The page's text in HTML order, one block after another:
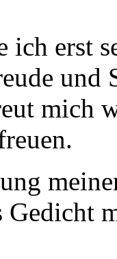
ich erst
und
mich
Gedicht